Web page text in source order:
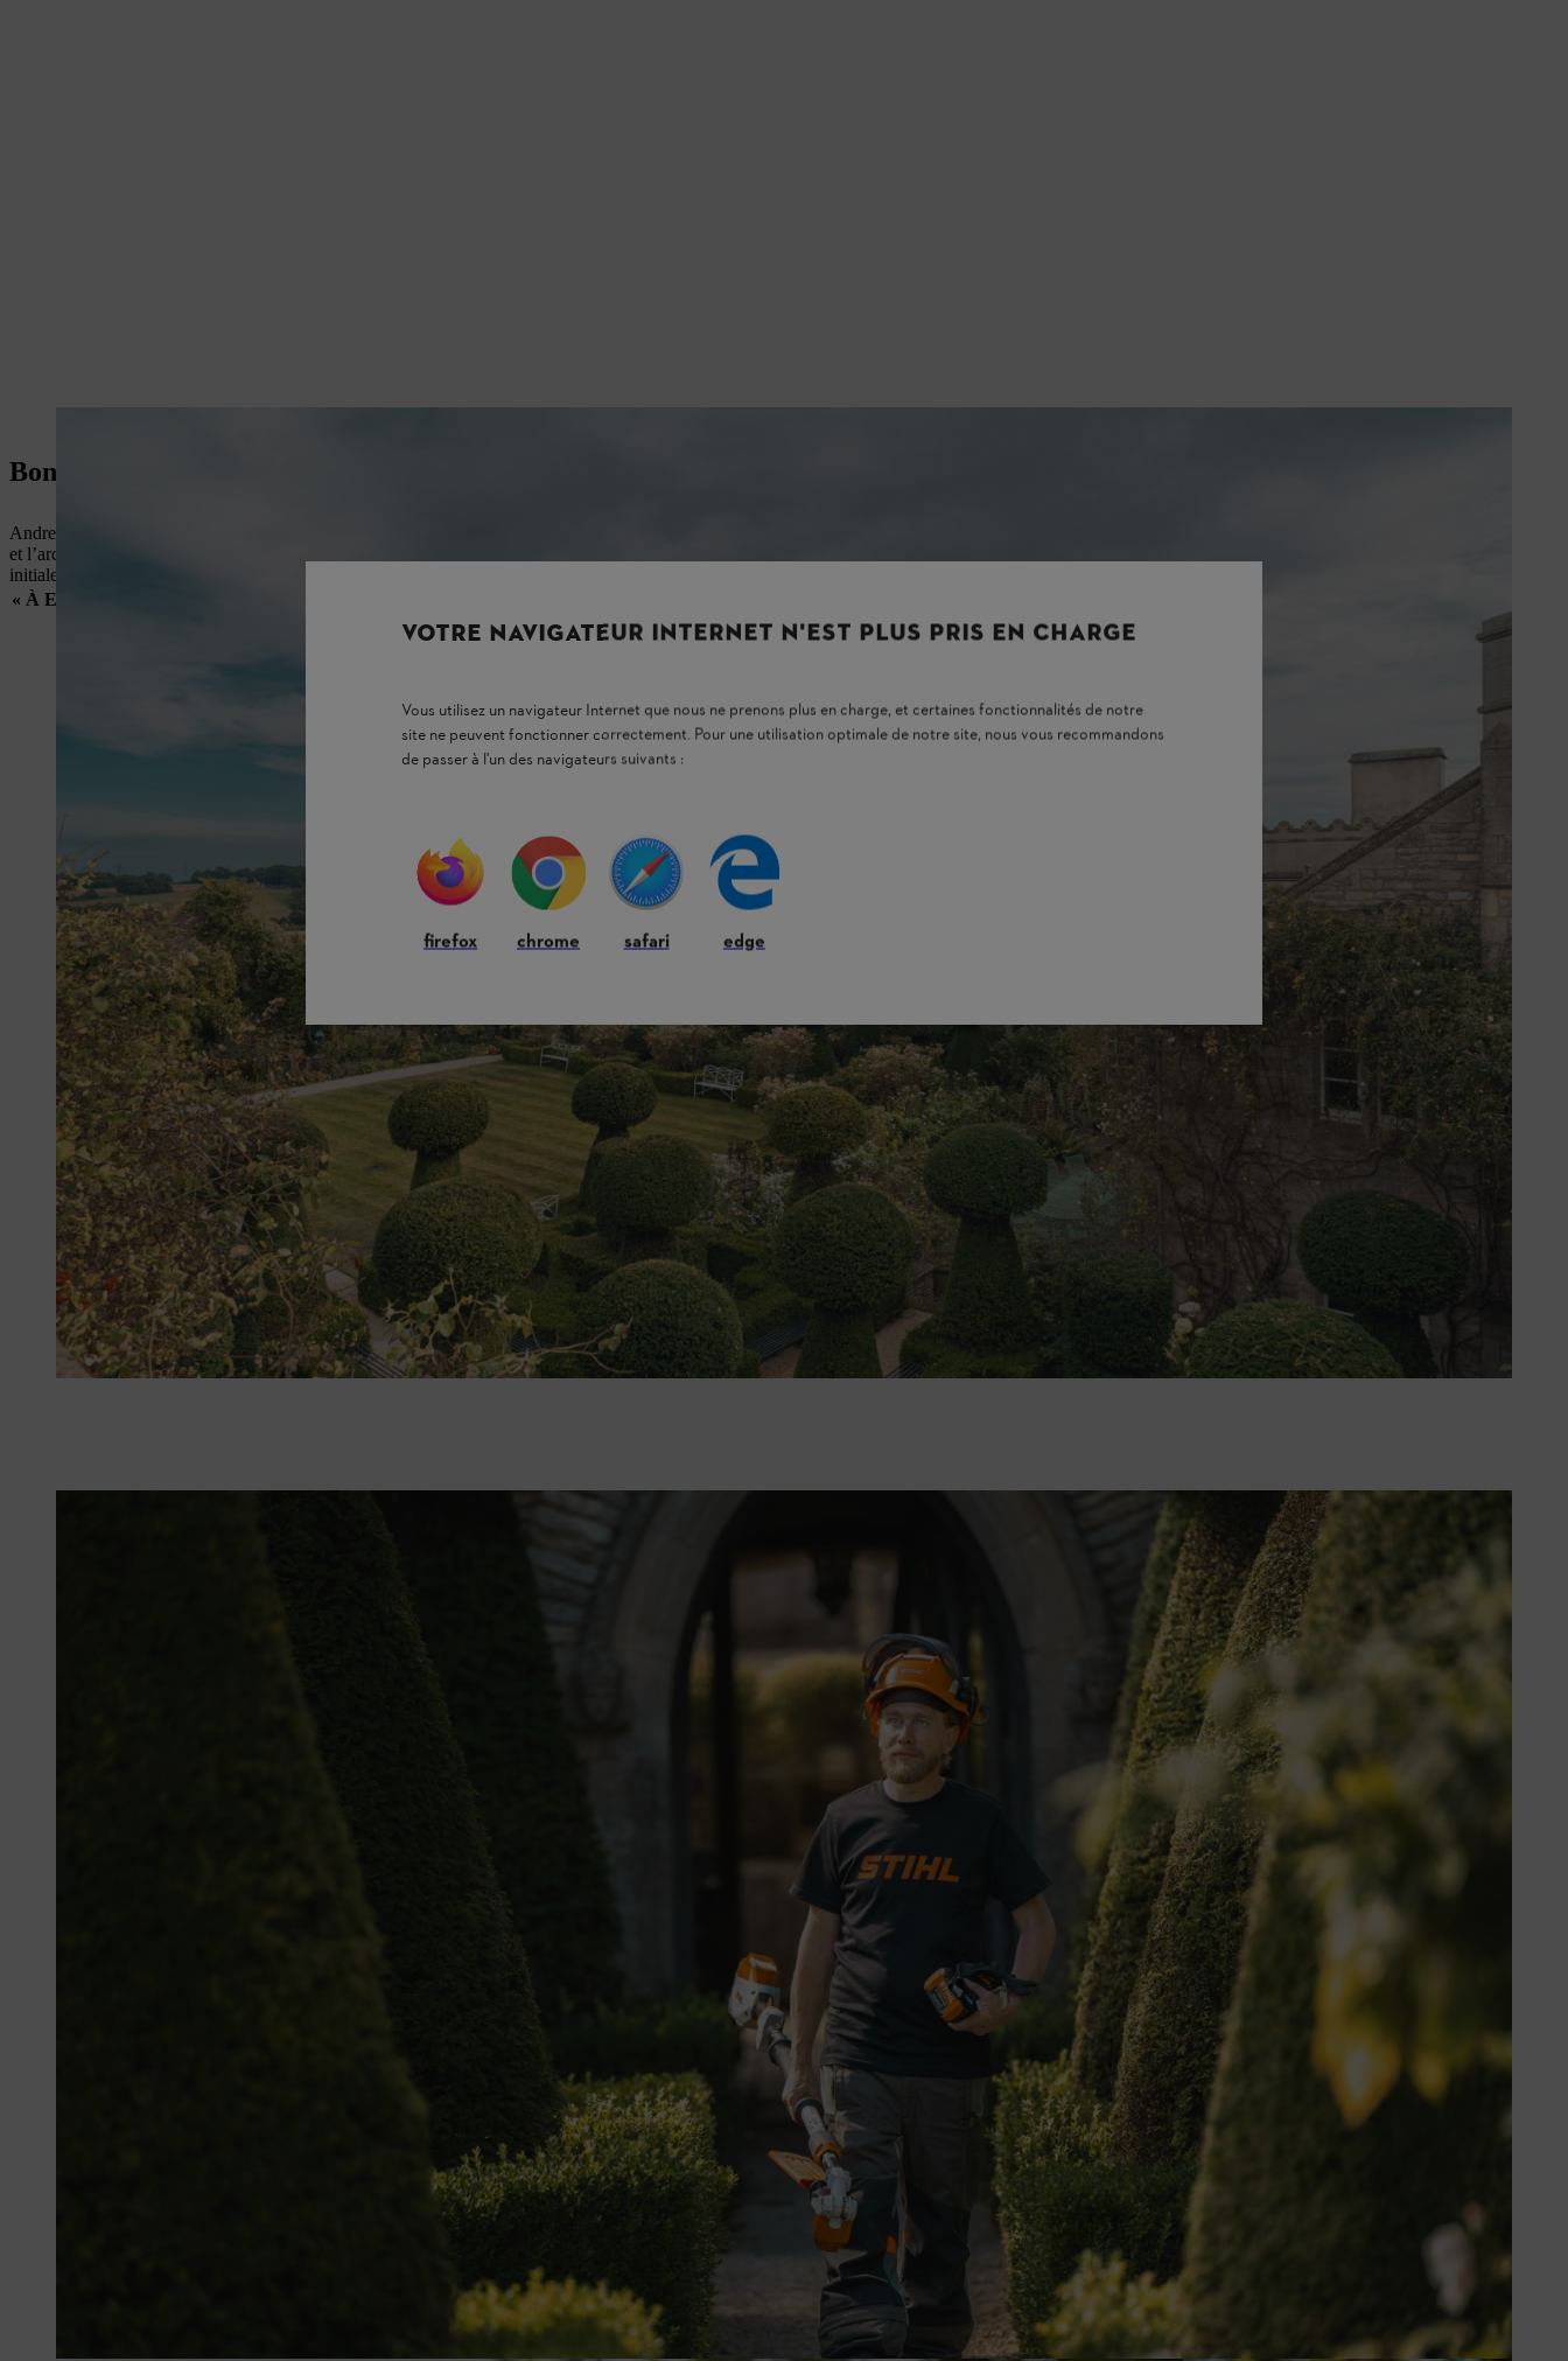
Bonnes pratiques : Euridge Manor
Andrew Wain est le chef jardinier d’Euridge Manor à Chippenham, en Angleterre, depuis plus de 13 ans. Sous sa direction, le jardin est devenu un lieu particulier où la nature
et l’architecture se mèlent de manière artistique. L’étroite collaboration entre les propriétaires et les professionnels de l’aménagement de jardins a permis de transformer un projet
initialement modeste en un paysage de jardin qui n’a cessé de se développer pendant plus d’une décennie.
« À Euridge Manor, nous travaillons constamment au développement du jardin. Grâce à une technologie moderne et à des idées créatives, mon équipe et moi-même
maintenons chaque domaine en harmonie avec la conception globale. »
Andrew Wain
VOTRE NAVIGATEUR INTERNET N'EST PLUS PRIS EN CHARGE
Vous utilisez un navigateur Internet que nous ne prenons plus en charge, et certaines fonctionnalités de notre
site ne peuvent fonctionner correctement. Pour une utilisation optimale de notre site, nous vous recommandons
de passer à l'un des navigateurs suivants :
firefox chrome safari edge